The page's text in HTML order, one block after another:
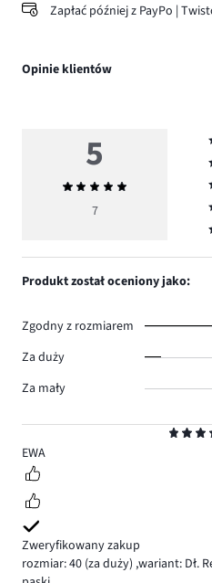
Zapłać później z PayPo |
Opinie klientów
4
EWA
Zweryfikowany zakup
rozmiar: 40 (za duży) ,wariant: Dł.
5
Średnia
ocena
7
Produkt został oceniony jako:
Zgodny z rozmiarem
Za duży
Za mały